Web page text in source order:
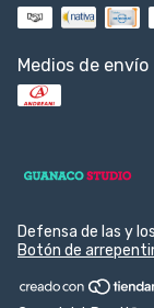
Medios de envío
Defensa de las y
Botón de